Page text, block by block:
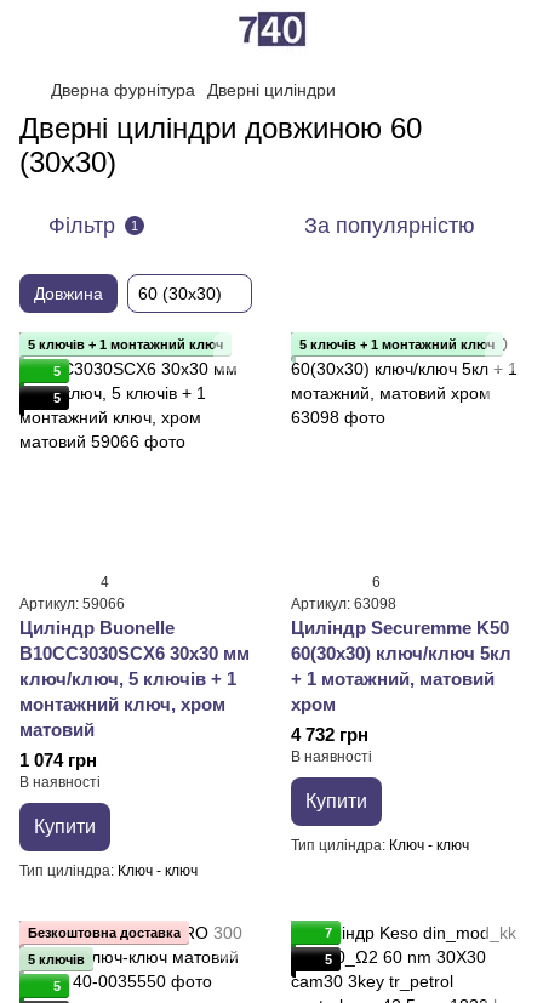
Дверна фурнітура Дверні циліндри
Дверні циліндри довжиною 60
(30x30)
Фільтр 1 За популярністю
Довжина 60 (30x30)
5 ключів + 1 монтажний ключ
5
5
4
Артикул: 59066
Циліндр Buonellе
B10CC3030SCX6 30x30 мм
ключ/ключ, 5 ключів + 1
монтажний ключ, xром
матовий
1 074 грн
В наявності
Купити
Тип циліндра Ключ - ключ
5 ключів + 1 монтажний ключ
6
Артикул: 63098
Циліндр Securemme K50
60(30х30) ключ/ключ 5кл
+ 1 мотажний, матовий
хром
4 732 грн
В наявності
Купити
Тип циліндра Ключ - ключ
Безкоштовна доставка
5 ключів
5
7
5